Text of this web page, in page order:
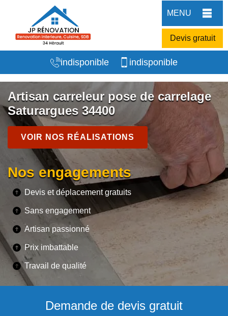
MENU
Devis gratuit
indisponible indisponible
Artisan carreleur pose de carrelage
Saturargues 34400
VOIR NOS RÉALISATIONS
Nos engagements
Devis et déplacement gratuits
Sans engagement
Artisan passionné
Prix imbattable
Travail de qualité
Demande de devis gratuit